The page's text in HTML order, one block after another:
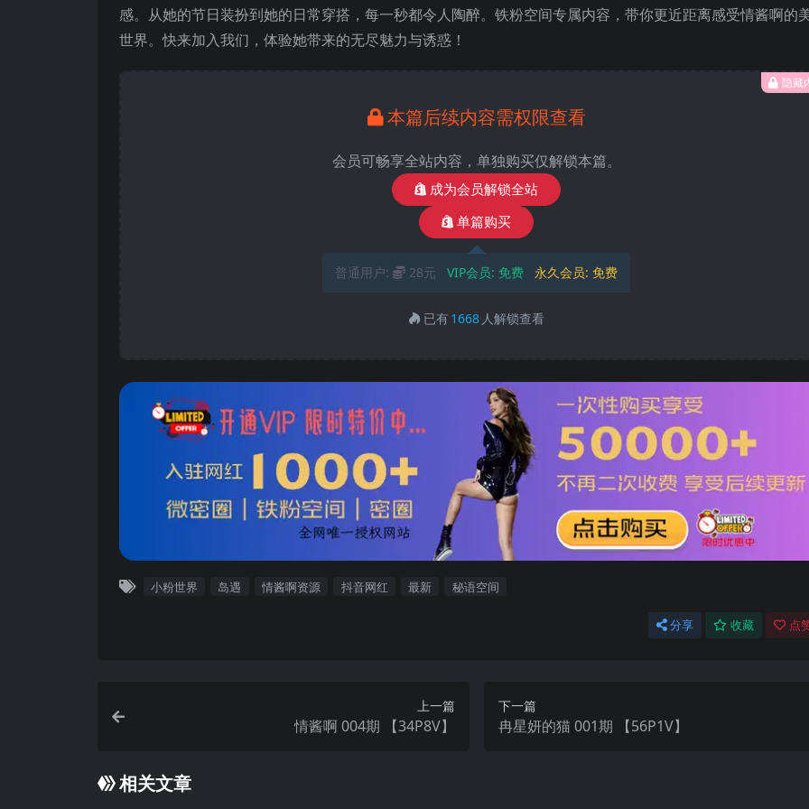
感。从她的节日装扮到她的日常穿搭，每一秒都令人陶醉。铁粉空间专属内容，带你更近距离感受情酱啊的
世界。快来加入我们，体验她带来的无尽魅力与诱惑！
隐藏
本篇后续内容需权限查看
会员可畅享全站内容，单独购买仅解锁本篇。
成为会员解锁全站
单篇购买
普通用户: 28元 VIP会员: 免费 永久会员:免费
已有1668 人解锁查看
小粉世界 岛遇 情酱啊资源 抖音网红 最新 秘语空间
分享 收藏 点
上一篇
情酱啊 004期 【34P8V】
下一篇
冉星妍的猫 001期 【56P1V】
相关文章